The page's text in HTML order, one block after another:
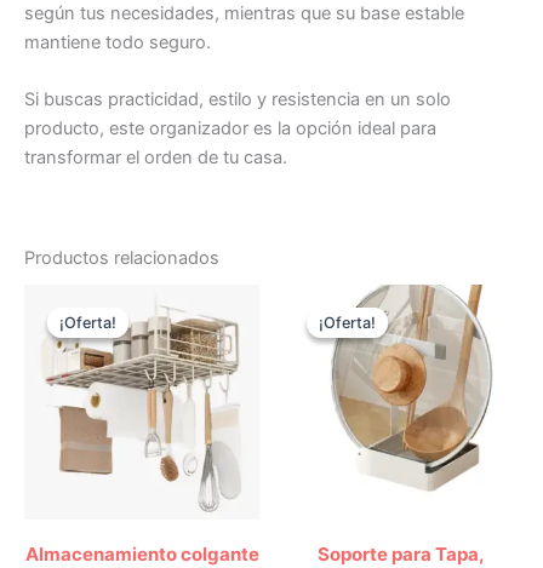
según tus necesidades, mientras que su base estable
mantiene todo seguro.
Si buscas practicidad, estilo y resistencia en un solo
producto, este organizador es la opción ideal para
transformar el orden de tu casa.
Productos relacionados
¡Oferta!
¡Oferta!
Almacenamiento colgante
precio
original
era:
$29.990.
precio
actual
es:
$27.990.
¡Oferta!
¡Oferta!
Soporte para Tapa,
precio
original
era:
$15.990.
El
precio
actual
es:
$14.990.